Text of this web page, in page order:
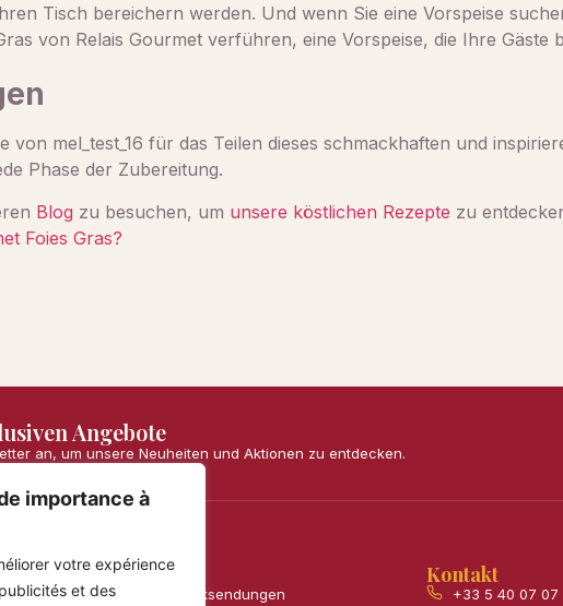
importance à
votre expérience
et des
Tisch bereichern werden. Und wenn Sie eine Vorspeise
von Relais Gourmet verführen, eine Vorspeise, die Ihre Gäste
von mel_test_16 für das Teilen dieses schmackhaften und
Phase der Zubereitung.
Blog zu besuchen, um unsere köstlichen Rezepte zu
Foies Gras?
Angebote
an, um unsere Neuheiten und Aktionen zu entdecken.
Infos
Versand & Rücksendungen
Kontakt
+33 5 40 07 07